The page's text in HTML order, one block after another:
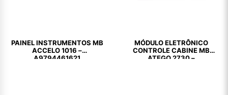
PAINEL INSTRUMENTOS MB
ACCELO 1016 –
A9794461621
MÓDULO ELETRÔNICO
CONTROLE CABINE MB
ATEGO 2730 –